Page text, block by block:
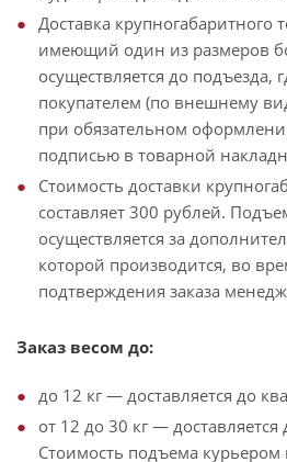
Доставка крупногабаритного
имеющий один из размеров
осуществляется до подъезда,
покупателем (по внешнему
при обязательном
подписью в товарной
Стоимость доставки
составляет 300 рублей.
осуществляется за
которой производится, во
подтверждения заказа
Заказ весом до:
до 12 кг — доставляется до
от 12 до 30 кг — доставляется
Стоимость подъема курьером